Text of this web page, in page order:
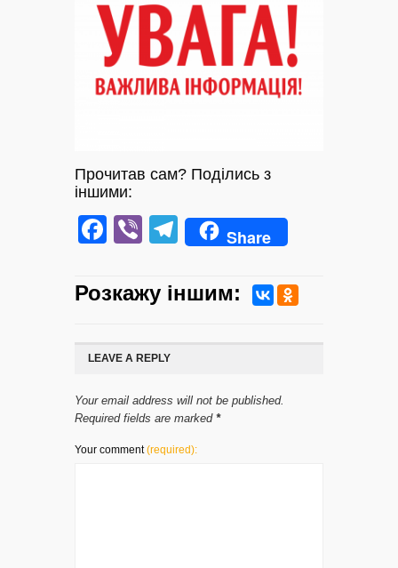
Прочитав сам? Поділись з
іншими:
Facebook
ViberTelegram
Share
Розкажу iншим:
LEAVE A REPLY
Your email address will not be published.
Required fields are marked *
Your comment(required):